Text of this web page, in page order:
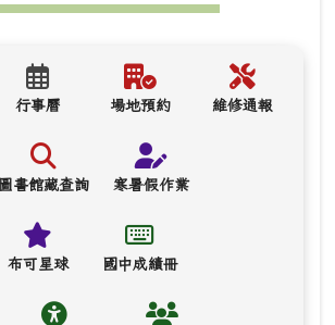
行事曆 場地預約 維修通報
圖書館藏查詢 寒暑假作業
布可星球 國中成績冊